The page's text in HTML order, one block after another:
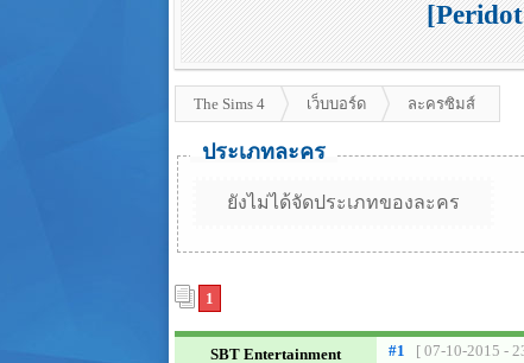
The Sims 4 เว็บบอร์ด ละครซิมส์
ประเภทละคร
ยังไม่ได้จัดประเภทของละคร
1
SBT Entertainment #1 [ 07-10-2015 -